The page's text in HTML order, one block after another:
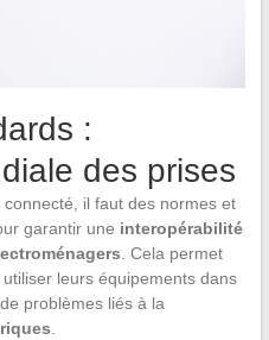
:
des prises
il faut des normes et
garantir une interopérabilité
. Cela permet
leurs équipements dans
problèmes liés à la
.